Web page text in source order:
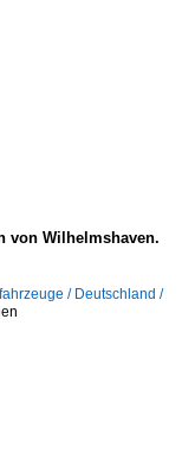
von Wilhelmshaven.
/ Deutschland /